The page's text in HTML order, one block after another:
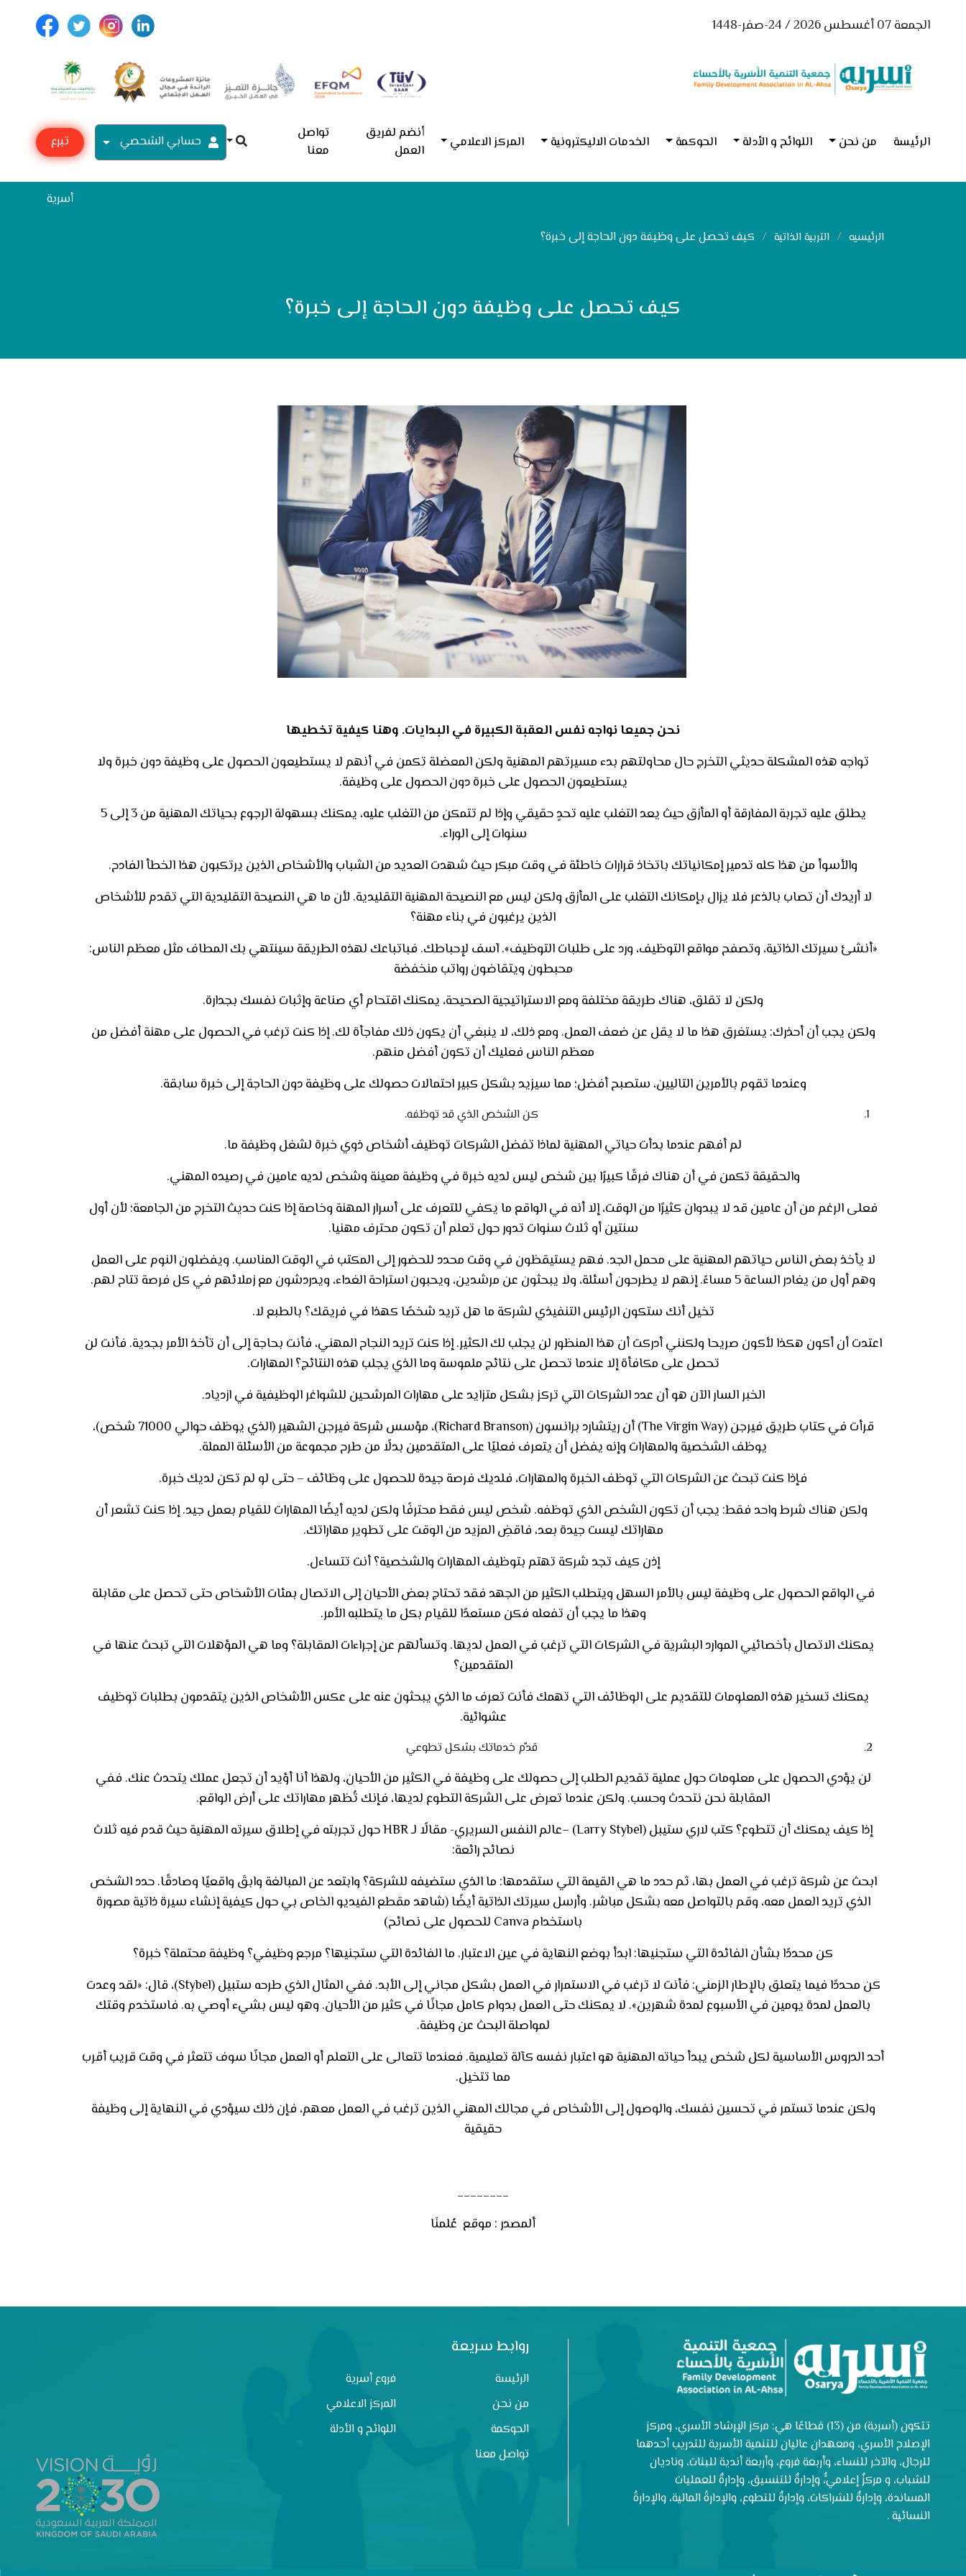
الجمعة 07 أغسطس 2026 / 24-صفر-1448
الرئيسة من نحن اللوائح و الأدلة الحوكمة الخدمات الاليكترونية المركز الاعلامي
أنضم لفريق
العمل
تواصل
معنا
حسابي الشحصي
تبرع
أسرية
الرئيسيه التربية الذاتية كيف تحصل على وظيفة دون الحاجة إلى خبرة؟
كيف تحصل على وظيفة دون الحاجة إلى خبرة؟
نحن جميعا نواجه نفس العقبة الكبيرة في البدايات. وهنا كيفية تخطيها
تواجه هذه المشكلة حديثي التخرج حال محاولتهم بدء مسيرتهم المهنية ولكن المعضلة تكمن في أنهم لا يستطيعون الحصول على وظيفة دون خبرة ولا
يستطيعون الحصول على خبرة دون الحصول على وظيفة.
يطلق عليه تجربة المفارقة أو المأزق حيث يعد التغلب عليه تحدٍ حقيقي وإذا لم تتمكن من التغلب عليه، يمكنك بسهولة الرجوع بحياتك المهنية من 3 إلى 5
سنوات إلى الوراء.
والأسوأ من هذا كله تدمير إمكانياتك باتخاذ قرارات خاطئة في وقت مبكر حيث شهدت العديد من الشباب والأشخاص الذين يرتكبون هذا الخطأ الفادح.
لا أريدك أن تصاب بالذعر فلا يزال بإمكانك التغلب على المأزق ولكن ليس مع النصيحة المهنية التقليدية. لأن ما هي النصيحة التقليدية التي تقدم للأشخاص
الذين يرغبون في بناء مهنة؟
«أنشئ سيرتك الذاتية، وتصفح مواقع التوظيف، ورد على طلبات التوظيف». آسف لإحباطك. فباتباعك لهذه الطريقة سينتهي بك المطاف مثل معظم الناس:
محبطون ويتقاضون رواتب منخفضة
ولكن لا تقلق، هناك طريقة مختلفة ومع الاستراتيجية الصحيحة، يمكنك اقتحام أي صناعة وإثبات نفسك بجدارة.
ولكن يجب أن أحذرك: يستغرق هذا ما لا يقل عن ضعف العمل. ومع ذلك، لا ينبغي أن يكون ذلك مفاجأة لك. إذا كنت ترغب في الحصول على مهنة أفضل من
معظم الناس فعليك أن تكون أفضل منهم.
وعندما تقوم بالأمرين التاليين، ستصبح أفضل؛ مما سيزيد بشكل كبير احتمالات حصولك على وظيفة دون الحاجة إلى خبرة سابقة.
كن الشخص الذي قد توظفه.
لم أفهم عندما بدأت حياتي المهنية لماذا تفضل الشركات توظيف أشخاص ذوي خبرة لشغل وظيفة ما.
والحقيقة تكمن في أن هناك فرقًا كبيرًا بين شخص ليس لديه خبرة في وظيفة معينة وشخص لديه عامين في رصيده المهني.
فعلى الرغم من أن عامين قد لا يبدوان كثيرًا من الوقت، إلا أنه في الواقع ما يكفي للتعرف على أسرار المهنة وخاصة إذا كنت حديث التخرج من الجامعة؛ لأن أول
سنتين أو ثلاث سنوات تدور حول تعلم أن تكون محترف مهنيا.
لا يأخذ بعض الناس حياتهم المهنية على محمل الجد. فهم يستيقظون في وقت محدد للحضور إلى المكتب في الوقت المناسب. ويفضلون النوم على العمل
وهم أول من يغادر الساعة 5 مساءً. إنهم لا يطرحون أسئلة، ولا يبحثون عن مرشدين، ويحبون استراحة الغداء، ويدردشون مع زملائهم في كل فرصة تتاح لهم.
تخيل أنك ستكون الرئيس التنفيذي لشركة ما هل تريد شخصًا كهذا في فريقك؟ بالطبع لا.
اعتدت أن أكون هكذا لأكون صريحا ولكنني أدركت أن هذا المنظور لن يجلب لك الكثير. إذا كنت تريد النجاح المهني، فأنت بحاجة إلى أن تأخذ الأمر بجدية. فأنت لن
تحصل على مكافأة إلا عندما تحصل على نتائج ملموسة وما الذي يجلب هذه النتائج؟ المهارات.
الخبر السار الآن هو أن عدد الشركات التي تركز بشكل متزايد على مهارات المرشحين للشواغر الوظيفية في ازدياد.
قرأت في كتاب طريق فيرجن (The Virgin Way)
أن ريتشارد برانسون(Richard Branson)
، مؤسس شركة فيرجن الشهير (الذي يوظف حوالي 71000 شخص)،
يوظف الشخصية والمهارات وإنه يفضل أن يتعرف فعليًا على المتقدمين بدلًا من طرح مجموعة من الأسئلة المملة.
فإذا كنت تبحث عن الشركات التي توظف الخبرة والمهارات، فلديك فرصة جيدة للحصول على وظائف – حتى لو لم تكن لديك خبرة.
ولكن هناك شرط واحد فقط: يجب أن تكون الشخص الذي توظفه. شخص ليس فقط محترفًا ولكن لديه أيضًا المهارات للقيام بعمل جيد. إذا كنت تشعر أن
مهاراتك ليست جيدة بعد، فاقضِ المزيد من الوقت على تطوير مهاراتك.
إذن كيف تجد شركة تهتم بتوظيف المهارات والشخصية؟ أنت تتساءل.
في الواقع الحصول على وظيفة ليس بالأمر السهل ويتطلب الكثير من الجهد فقد تحتاج بعض الأحيان إلى الاتصال بمئات الأشخاص حتى تحصل على مقابلة
وهذا ما يجب أن تفعله فكن مستعدًا للقيام بكل ما يتطلبه الأمر.
يمكنك الاتصال بأخصائيي الموارد البشرية في الشركات التي ترغب في العمل لديها. وتسألهم عن إجراءات المقابلة؟ وما هي المؤهلات التي تبحث عنها في
المتقدمين؟
يمكنك تسخير هذه المعلومات للتقديم على الوظائف التي تهمك فأنت تعرف ما الذي يبحثون عنه على عكس الأشخاص الذين يتقدمون بطلبات توظيف
عشوائية.
قدِّم خدماتك بشكل تطوعي
لن يؤدي الحصول على معلومات حول عملية تقديم الطلب إلى حصولك على وظيفة في الكثير من الأحيان، ولهذا أنا أؤيد أن تجعل عملك يتحدث عنك. ففي
المقابلة نحن نتحدث وحسب. ولكن عندما تعرض على الشركة التطوع لديها، فإنك تُظهر مهاراتك على أرض الواقع.
إذا كيف يمكنك أن تتطوع؟ كتب لاري ستيبل (Larry Stybel) –
عالم النفس السريري- مقالًا لـHBR
حول تجربته في إطلاق سيرته المهنية حيث قدم فيه ثلاث
نصائح رائعة:
ابحث عن شركة ترغب في العمل بها، ثم حدد ما هي القيمة التي ستقدمها: ما الذي ستضيفه للشركة؟ وابتعد عن المبالغة وابقَ واقعيًا وصادقًا. حدد الشخص
الذي تريد العمل معه، وقم بالتواصل معه بشكل مباشر. وأرسل سيرتك الذاتية أيضًا (شاهد مقطع الفيديو الخاص بي حول كيفية إنشاء سيرة ذاتية مصورة
باستخدام Canva
للحصول على نصائح)
كن محددًا بشأن الفائدة التي ستجنيها: ابدأ بوضع النهاية في عين الاعتبار. ما الفائدة التي ستجنيها؟ مرجع وظيفي؟ وظيفة محتملة؟ خبرة؟
كن محددًا فيما يتعلق بالإطار الزمني: فأنت لا ترغب في الاستمرار في العمل بشكل مجاني إلى الأبد. ففي المثال الذي طرحه ستبيل (Stybel)
، قال: «لقد وعدت
بالعمل لمدة يومين في الأسبوع لمدة شهرين». لا يمكنك حتى العمل بدوام كامل مجانًا في كثير من الأحيان. وهو ليس بشيء أوصي به. فاستخدم وقتك
لمواصلة البحث عن وظيفة.
أحد الدروس الأساسية لكل شخص يبدأ حياته المهنية هو اعتبار نفسه كآلة تعليمية. فعندما تتعالى على التعلم أو العمل مجانًا سوف تتعثر في وقت قريب أقرب
مما تتخيل.
ولكن عندما تستمر في تحسين نفسك، والوصول إلى الأشخاص في مجالك المهني الذين ترغب في العمل معهم، فإن ذلك سيؤدي في النهاية إلى وظيفة
حقيقية
________
ألمصدر : موقع عُلمنَا
تتكون (أسرية) من (13) قطاعًا هي: مركز الإرشاد الأسري، ومركز
الإصلاح الأسري، ومعهدان عاليان للتنمية الأسرية للتدريب أحدهما
للرجال، والآخر للنساء، وأربعة فروع، وأربعة أندية للبنات، وناديان
للشباب، و مركزٌ إعلاميٌّ، وإدارةٌ للتنسيق، وإدارةٌ للعمليات
المساندة، وإدارةٌ للشراكات، وإدارةٌ للتطوع، والإدارةُ المالية، والإدارةُ
النسائية .
روابط سريعة
الرئيسة
فروع أسرية
من نحن
المركز الاعلامي
الحوكمة
اللوائح و الأدلة
تواصل معنا